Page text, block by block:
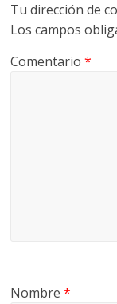
Tu dirección de
Los campos
Comentario*
Nombre*